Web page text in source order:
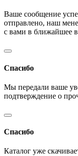
Ваше сообщение
отправлено, наш
с вами в ближайшее
Спасибо
Мы передали ваше
подтверждение о
Спасибо
Каталог уже